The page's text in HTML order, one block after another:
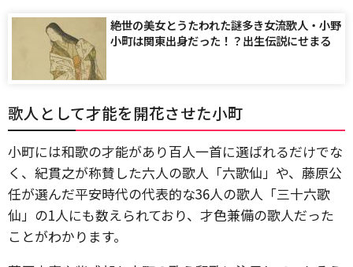
絶世の美女とうたわれた謎多き女流歌人・小野
小町は関東出身だった！？出生伝説にせまる
歌人として才能を開花させた小町
小町には和歌の才能があり百人一首に選ばれるだけでな
く、紀貫之が称賛した六人の歌人「六歌仙」や、藤原公
任が選んだ平安時代の代表的な36人の歌人「三十六歌
仙」の1人にも数えられており、才色兼備の歌人だった
ことがわかります。